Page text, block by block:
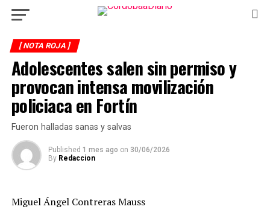
[ NOTA ROJA ]
Adolescentes salen sin permiso y
provocan intensa movilización
policiaca en Fortín
Fueron halladas sanas y salvas
Published 1 mes ago on 30/06/2026
By Redaccion
Miguel Ángel Contreras Mauss